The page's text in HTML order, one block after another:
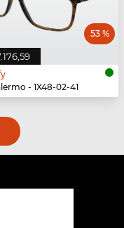
53 %
- 1X48-02-41